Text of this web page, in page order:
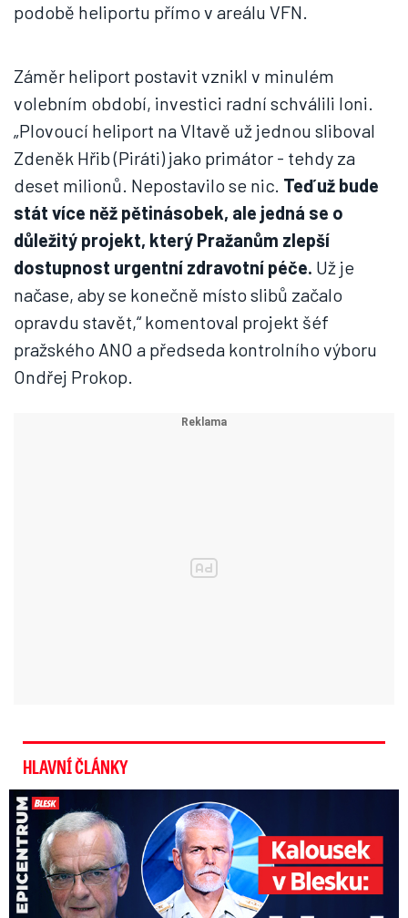
podobě heliportu přímo v areálu VFN.
Záměr heliport postavit vznikl v minulém
volebním období, investici radní schválili loni.
„Plovoucí heliport na Vltavě už jednou sliboval
Zdeněk Hřib (Piráti) jako primátor - tehdy za
deset milionů. Nepostavilo se nic. Teď už bude
stát více něž pětinásobek, ale jedná se o
důležitý projekt, který Pražanům zlepší
dostupnost urgentní zdravotní péče. Už je
načase, aby se konečně místo slibů začalo
opravdu stavět,“ komentoval projekt šéf
pražského ANO a předseda kontrolního výboru
Ondřej Prokop.
HLAVNÍ ČLÁNKY
Kalousek o prezidentovi: S Pavlem jsem se nesmířil!